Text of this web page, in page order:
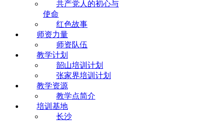
共产党人的初心与
使命
红色故事
师资力量
师资队伍
教学计划
韶山培训计划
张家界培训计划
教学资源
教学点简介
培训基地
长沙